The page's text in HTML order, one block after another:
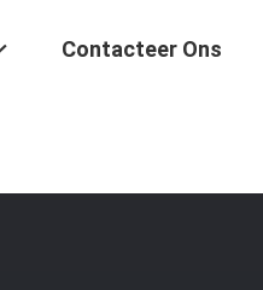
Contacteer Ons